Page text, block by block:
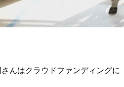
んはクラウドファンディングに